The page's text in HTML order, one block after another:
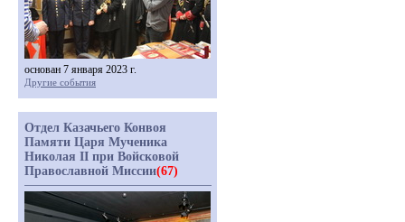
основан 7 января 2023 г.
Другие события
Отдел Казачьего Конвоя
Памяти Царя Мученика
Николая II при Войсковой
Православной Миссии(67)